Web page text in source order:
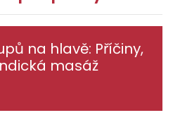
na hlavě: Příčiny,
masáž